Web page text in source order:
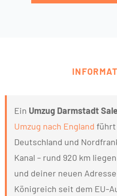
Ein Umzug Darmstadt
Umzug nach England führt
Deutschland und
Kanal – rund 920 km
und deiner neuen
Königreich seit dem EU-